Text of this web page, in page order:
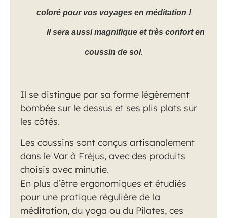
coloré pour vos voyages en méditation !
Il sera aussi magnifique et très confort en
coussin de sol.
Il se distingue par sa forme légèrement
bombée sur le dessus et ses plis plats sur
les côtés.
Les coussins sont conçus artisanalement
dans le Var à Fréjus, avec des produits
choisis avec minutie.
En plus d’être ergonomiques et étudiés
pour une pratique régulière de la
méditation, du yoga ou du Pilates, ces